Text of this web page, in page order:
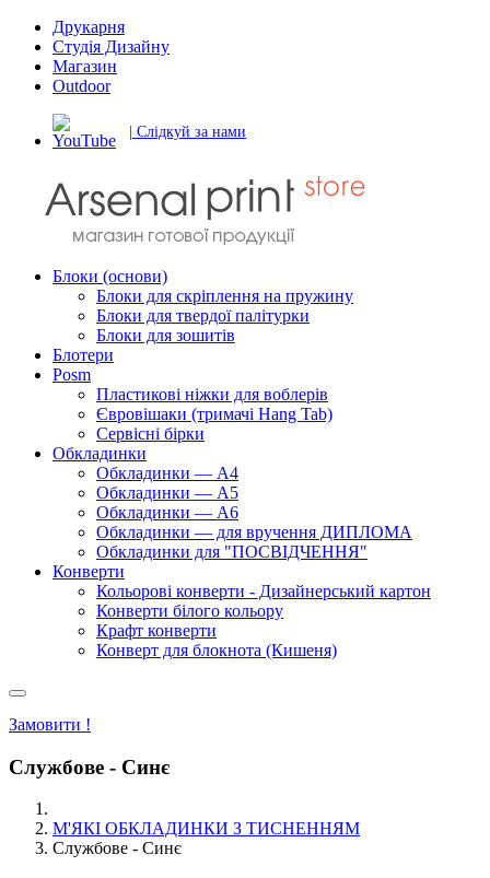
Друкарня
Студія Дизайну
Магазин
Outdoor
| Слідкуй за нами
Блоки (основи)
Блоки для скріплення на пружину
Блоки для твердої палітурки
Блоки для зошитів
Блотери
Posm
Пластикові ніжки для воблерів
Євровішаки (тримачі Hang Tab)
Сервісні бірки
Обкладинки
Обкладинки — А4
Обкладинки — А5
Обкладинки — А6
Обкладинки — для вручення ДИПЛОМА
Обкладинки для "ПОСВІДЧЕННЯ"
Конверти
Кольорові конверти - Дизайнерський картон
Конверти білого кольору
Крафт конверти
Конверт для блокнота (Кишеня)
Замовити !
Службове - Синє
М'ЯКІ ОБКЛАДИНКИ З ТИСНЕННЯМ
Службове - Синє